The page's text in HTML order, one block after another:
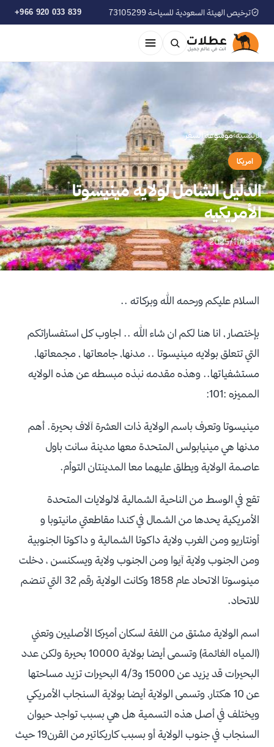
ترخيص الهيئة السعودية للسياحة 73105299 +966 920 033 839
الرئيسية›موسوعة السفر
امريكا
الدليل الشامل لولايه مينيسوتا
الأمريكيه
📅 2025/11/19
السلام عليكم ورحمه الله وبركاته ..
بإختصار , انا هنا لكم ان شاء الله .. اجاوب كل استفساراتكم
التي تتعلق بولايه مينيسوتا .. مدنها, جامعاتها , مجمعاتها,
مستشفياتها.. وهذه مقدمه نبذه مبسطه عن هذه الولايه
المميزه :101:
مينيسوتا وتعرف باسم الولاية ذات العشرة آلاف بحيرة. أهم
مدنها هي مينيابولس المتحدة معها مدينة سانت باول
عاصمة الولاية ويطلق عليهما معا المدينتان التوأم.
تقع في الوسط من الناحية الشمالية لالولايات المتحدة
الأمريكية يحدها من الشمال في كندا مقاطعتي مانيتوبا و
أونتاريو ومن الغرب ولاية داكوتا الشمالية و داكوتا الجنوبية
ومن الجنوب ولاية آيوا ومن الجنوب ولاية ويسكنسن ، دخلت
مينوسوتا الاتحاد عام 1858 وكانت الولاية رقم 32 التي تنضم
للاتحاد.
اسم الولاية مشتق من اللغة لسكان أميركا الأصليين وتعني
(المياه الغائمة) وتسمى أيضا بولاية 10000 بحيرة ولكن عدد
البحيرات قد يزيد عن 15000 و4/3 البحيرات تزيد مساحتها
عن 10 هكتار, وتسمى الولاية أيضا بولاية السنجاب الأمريكي
ويختلف في أصل هذه التسمية هل هي بسبب تواجد حيوان
السنجاب في جنوب الولاية أو بسبب كاريكاتير من القرن19 حيث